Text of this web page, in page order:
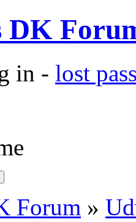
DK
in - lost
Forum »